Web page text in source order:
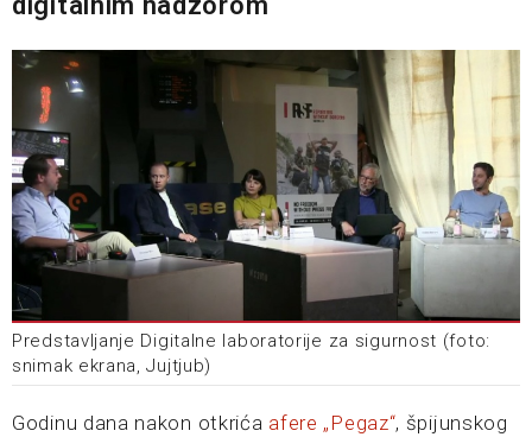
Predstavljanje Digitalne laboratorije za sigurnost (foto:
snimak ekrana, Jujtjub)
Godinu dana nakon otkrića afere „Pegaz“, špijunskog